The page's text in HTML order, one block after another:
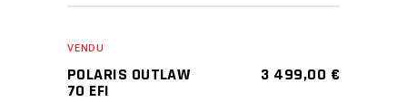
VENDU
POLARIS OUTLAW
70 EFI
3 499,00 €